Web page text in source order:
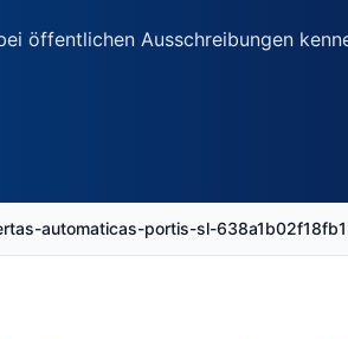
öffentlichen Ausschreibungen
automaticas-portis-sl-